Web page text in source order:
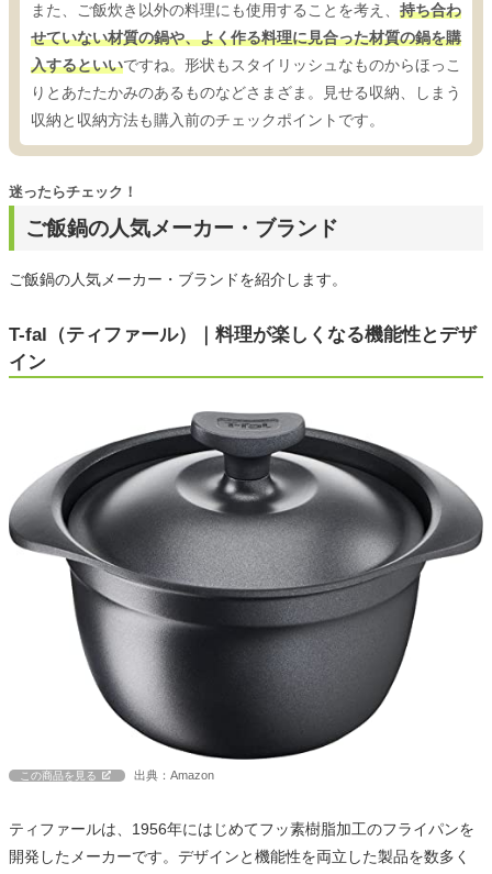
また、ご飯炊き以外の料理にも使用することを考え、 持ち合わ
せていない材質の鍋や、よく作る料理に見合った材質の鍋を購
入するといいですね。形状もスタイリッシュなものからほっこ
りとあたたかみのあるものなどさまざま。見せる収納、しまう
収納と収納方法も購入前のチェックポイントです。
ご飯鍋の人気メーカー・ブランド
迷ったらチェック！
ご飯鍋の人気メーカー・ブランドを紹介します。
T-fal（ティファール）｜料理が楽しくなる機能性とデザ
イン
この商品を見る 出典：Amazon
ティファールは、1956年にはじめてフッ素樹脂加工のフライパンを
開発したメーカーです。デザインと機能性を両立した製品を数多く